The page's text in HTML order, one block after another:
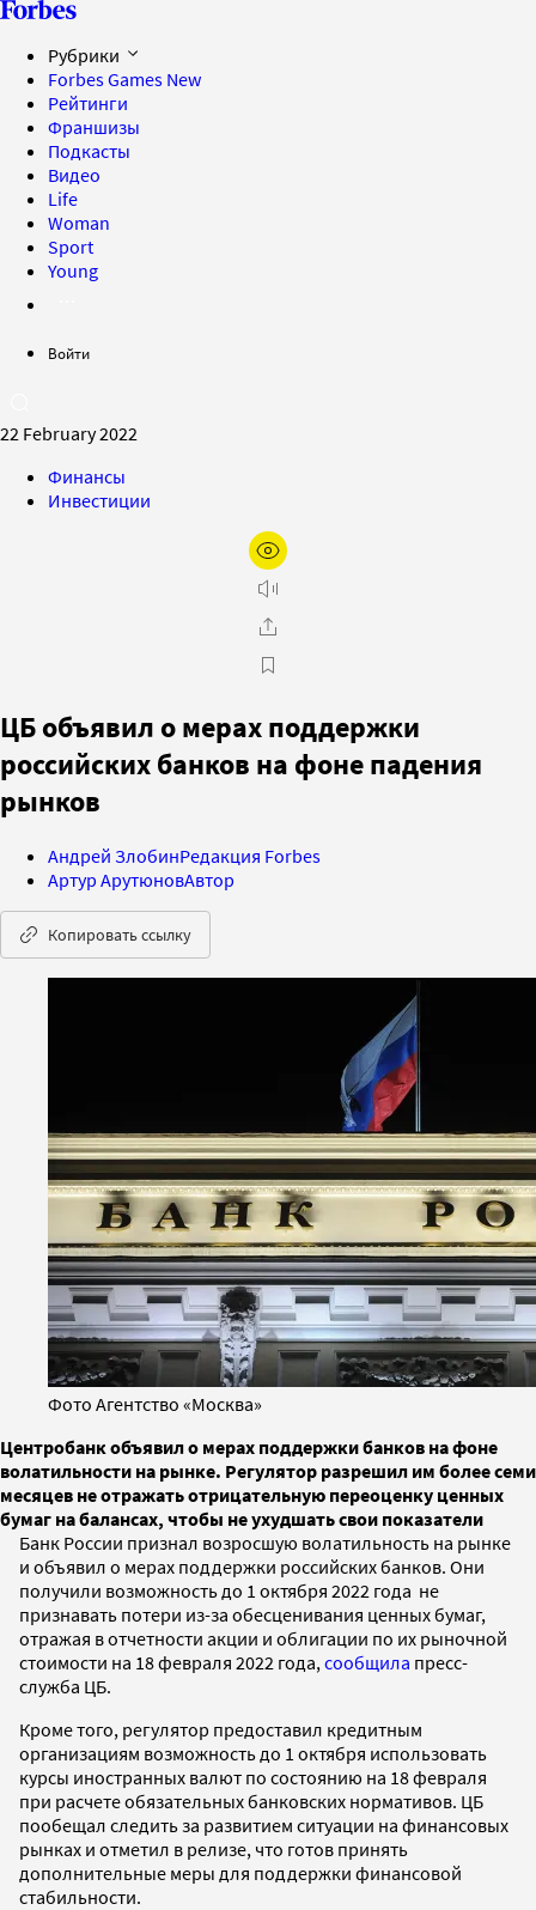
Рубрики
Forbes Games New
Рейтинги
Франшизы
Подкасты
Видео
Life
Woman
Sport
Young
Войти
22 February 2022
Финансы
Инвестиции
ЦБ объявил о мерах поддержки
российских банков на фоне падения
рынков
Андрей ЗлобинРедакция Forbes
Артур АрутюновАвтор
Копировать ссылку
Фото Агентство «Москва»
Центробанк объявил о мерах поддержки банков на фоне
волатильности на рынке. Регулятор разрешил им более семи
месяцев не отражать отрицательную переоценку ценных
бумаг на балансах, чтобы не ухудшать свои показатели
Банк России признал возросшую волатильность на рынке
и объявил о мерах поддержки российских банков. Они
получили возможность до 1 октября 2022 года не
признавать потери из-за обесценивания ценных бумаг,
отражая в отчетности акции и облигации по их рыночной
стоимости на 18 февраля 2022 года, сообщила пресс-
служба ЦБ.
Кроме того, регулятор предоставил кредитным
организациям возможность до 1 октября использовать
курсы иностранных валют по состоянию на 18 февраля
при расчете обязательных банковских нормативов. ЦБ
пообещал следить за развитием ситуации на финансовых
рынках и отметил в релизе, что готов принять
дополнительные меры для поддержки финансовой
стабильности.